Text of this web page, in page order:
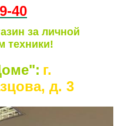
40
за личной
техники!
г.
д. 3